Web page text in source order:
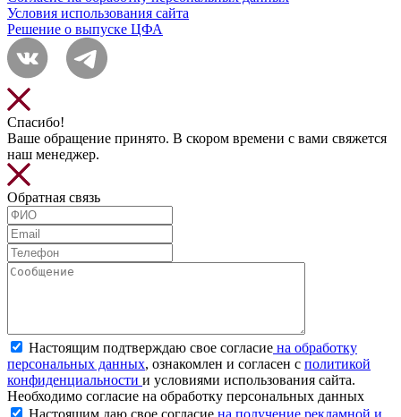
Условия использования сайта
Решение о выпуске ЦФА
Спасибо!
Ваше обращение принято. В скором времени с вами свяжется
наш менеджер.
Обратная связь
Настоящим подтверждаю свое согласие на обработку
персональных данных, ознакомлен и согласен с политикой
конфиденциальности и условиями использования сайта.
Необходимо согласие на обработку персональных данных
Настоящим даю свое согласие на получение рекламной и